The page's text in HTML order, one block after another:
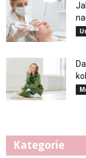
Kategorie